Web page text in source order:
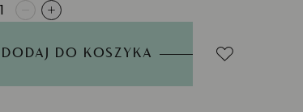
+
DODAJ DO KOSZYKA